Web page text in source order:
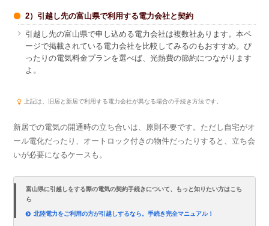
2）引越し先の富山県で利用する電力会社と契約
引越し先の富山県で申し込める電力会社は複数社あります。本ペ
ージで掲載されている電力会社を比較してみるのもおすすめ。ぴ
ったりの電気料金プランを選べば、光熱費の節約につながります
よ。
上記は、旧居と新居で利用する電力会社が異なる場合の手続き方法です。
新居での電気の開通時の立ち合いは、原則不要です。ただし自宅がオ
ール電化だったり、オートロック付きの物件だったりすると、立ち会
いが必要になるケースも。
富山県に引越しをする際の電気の契約手続きについて、もっと知りたい方はこち
ら
北陸電力をご利用の方が引越しするなら。手続き完全マニュアル！